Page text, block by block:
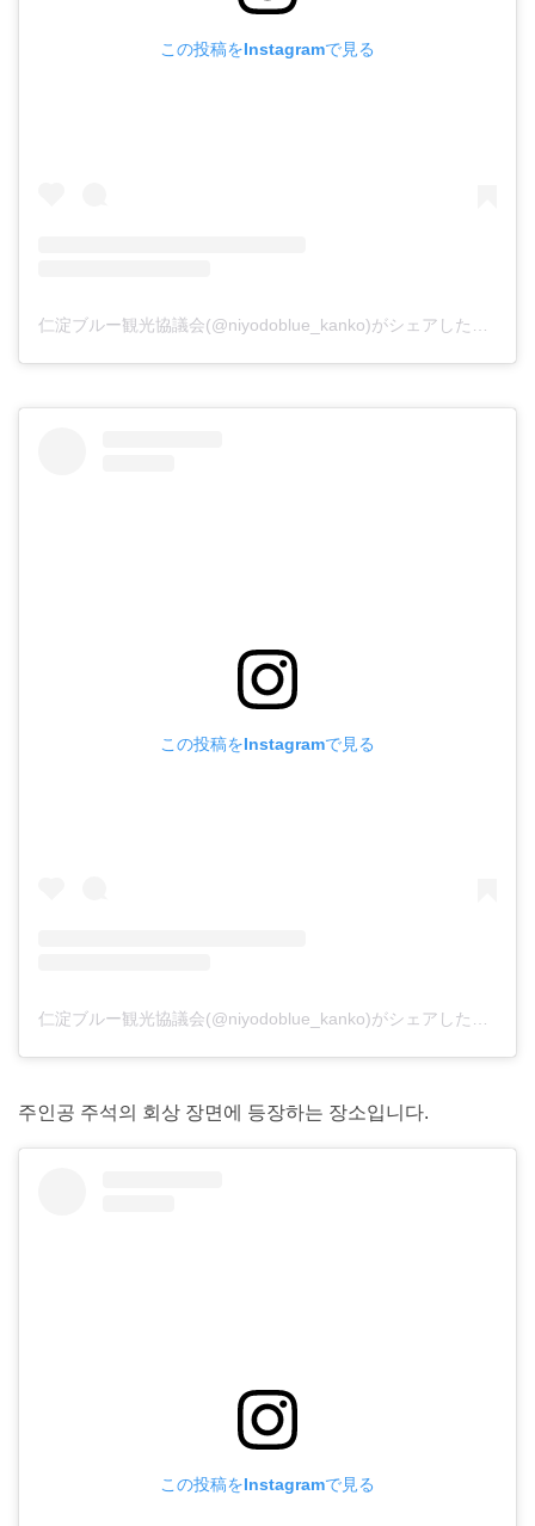
この投稿をInstagramで見る
この投稿をInstagramで見る
주인공 주석의 회상 장면에 등장하는 장소입니다.
この投稿をInstagramで見る